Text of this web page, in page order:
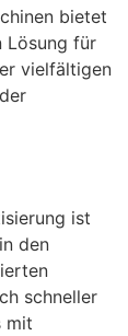
bietet
Lösung für
vielfältigen
ist
den
schneller
mit